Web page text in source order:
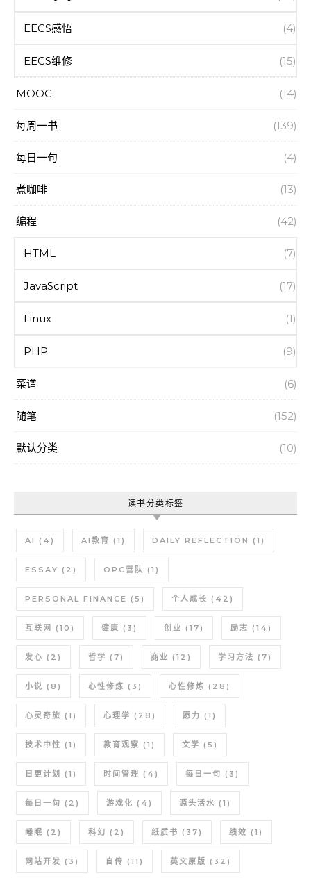
EECS感悟 (4)
EECS维修 (15)
MOOC (14)
每周一书 (139)
每日一句 (4)
煮咖啡 (13)
编程 (42)
HTML (7)
JavaScript (17)
Linux (1)
PHP (9)
菜谱 (6)
随笔 (152)
默认分类 (10)
读书分类标签
AI (4) AI教育 (1) DAILY REFLECTION (1)
ESSAY (2) OPC营队 (1)
PERSONAL FINANCE (5) 个人成长 (42)
互联网 (10) 健康 (3) 创业 (17) 励志 (14)
发心 (2) 哲学 (7) 商业 (12) 学习方法 (7)
小说 (8) 心性修炼 (3) 心性修炼 (28)
心灵奇旅 (1) 心理学 (28) 愿力 (1)
技术中性 (1) 教育观察 (1) 文学 (5)
日更计划 (1) 时间管理 (4) 每日一句 (3)
每日一句 (2) 游戏化 (4) 源头活水 (1)
睡眠 (2) 科幻 (2) 纸质书 (37) 绩效 (1)
网站开发 (3) 自传 (11) 英文原版 (32)